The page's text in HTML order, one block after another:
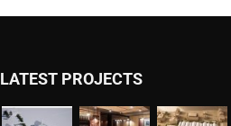
LATEST PROJECTS